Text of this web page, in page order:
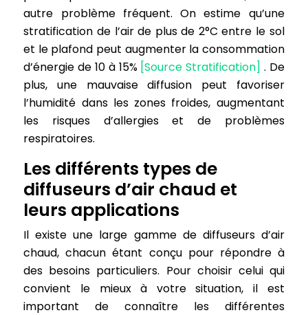
autre problème fréquent. On estime qu’une
stratification de l’air de plus de 2°C entre le sol
et le plafond peut augmenter la consommation
d’énergie de 10 à 15% [Source Stratification] . De
plus, une mauvaise diffusion peut favoriser
l’humidité dans les zones froides, augmentant
les risques d’allergies et de problèmes
respiratoires.
Les différents types de
diffuseurs d’air chaud et
leurs applications
Il existe une large gamme de diffuseurs d’air
chaud, chacun étant conçu pour répondre à
des besoins particuliers. Pour choisir celui qui
convient le mieux à votre situation, il est
important de connaître les différentes